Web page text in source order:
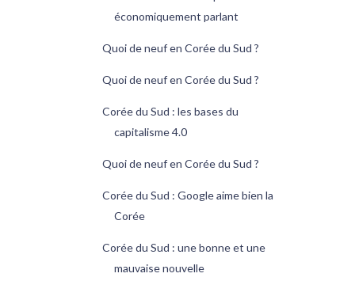
économiquement parlant
Quoi de neuf en Corée du Sud ?
Quoi de neuf en Corée du Sud ?
Corée du Sud : les bases du
capitalisme 4.0
Quoi de neuf en Corée du Sud ?
Corée du Sud : Google aime bien la
Corée
Corée du Sud : une bonne et une
mauvaise nouvelle